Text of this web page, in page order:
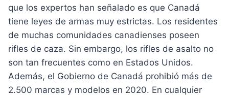
que los expertos han señalado es que Canadá
tiene leyes de armas muy estrictas. Los residentes
de muchas comunidades canadienses poseen
rifles de caza. Sin embargo, los rifles de asalto no
son tan frecuentes como en Estados Unidos.
Además, el Gobierno de Canadá prohibió más de
2.500 marcas y modelos en 2020. En cualquier